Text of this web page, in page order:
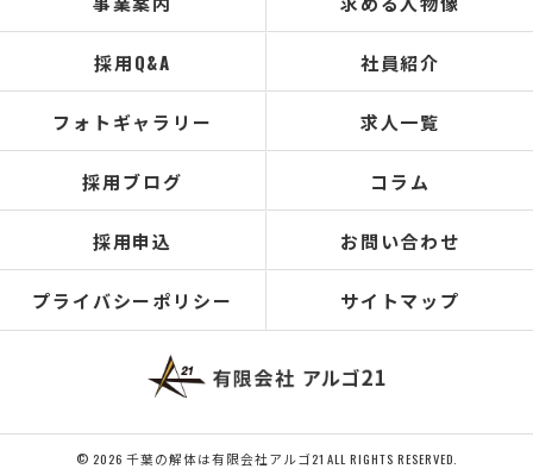
採用Q&A 社員紹介
フォトギャラリー 求人一覧
採用ブログ コラム
採用申込 お問い合わせ
プライバシーポリシー サイトマップ
© 2026 千葉の解体は有限会社アルゴ21 ALL RIGHTS RESERVED.